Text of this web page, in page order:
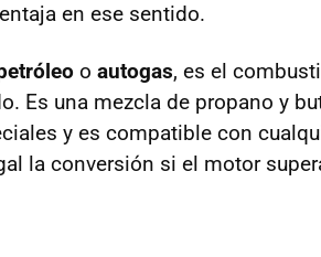
en ese sentido.
o autogas, es el
Es una mezcla de propano y
y es compatible con
la conversión si el motor